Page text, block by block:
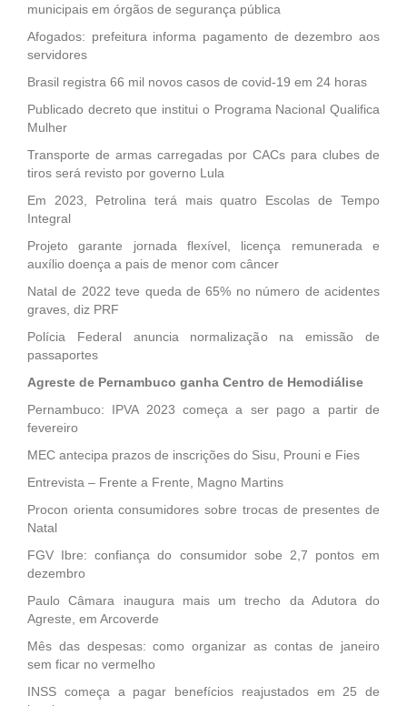
municipais em órgãos de segurança pública
Afogados: prefeitura informa pagamento de dezembro aos
servidores
Brasil registra 66 mil novos casos de covid-19 em 24 horas
Publicado decreto que institui o Programa Nacional Qualifica
Mulher
Transporte de armas carregadas por CACs para clubes de
tiros será revisto por governo Lula
Em 2023, Petrolina terá mais quatro Escolas de Tempo
Integral
Projeto garante jornada flexível, licença remunerada e
auxílio doença a pais de menor com câncer
Natal de 2022 teve queda de 65% no número de acidentes
graves, diz PRF
Polícia Federal anuncia normalização na emissão de
passaportes
Agreste de Pernambuco ganha Centro de Hemodiálise
Pernambuco: IPVA 2023 começa a ser pago a partir de
fevereiro
MEC antecipa prazos de inscrições do Sisu, Prouni e Fies
Entrevista – Frente a Frente, Magno Martins
Procon orienta consumidores sobre trocas de presentes de
Natal
FGV Ibre: confiança do consumidor sobe 2,7 pontos em
dezembro
Paulo Câmara inaugura mais um trecho da Adutora do
Agreste, em Arcoverde
Mês das despesas: como organizar as contas de janeiro
sem ficar no vermelho
INSS começa a pagar benefícios reajustados em 25 de